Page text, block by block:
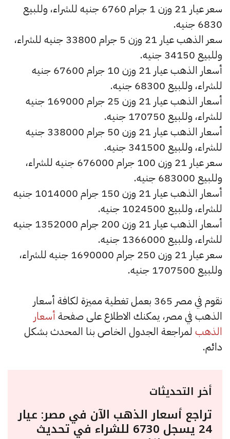
سعر عيار 21 وزن 1 جرام 6760 جنيه للشراء، وللبيع
6830 جنيه.
سعر الذهب عيار 21 وزن 5 جرام 33800 جنيه للشراء،
وللبيع 34150 جنيه.
أسعار الذهب عيار 21 وزن 10 جرام 67600 جنيه
للشراء، وللبيع 68300 جنيه.
أسعار الذهب عيار 21 وزن 25 جرام 169000 جنيه
للشراء، وللبيع 170750 جنيه.
أسعار الذهب عيار 21 وزن 50 جرام 338000 جنيه
للشراء، وللبيع 341500 جنيه.
سعر عيار 21 وزن 100 جرام 676000 جنيه للشراء،
وللبيع 683000 جنيه.
أسعار الذهب عيار 21 وزن 150 جرام 1014000 جنيه
للشراء، وللبيع 1024500 جنيه.
أسعار الذهب عيار 21 وزن 200 جرام 1352000 جنيه
للشراء، وللبيع 1366000 جنيه.
سعر عيار 21 وزن 250 جرام 1690000 جنيه للشراء،
وللبيع 1707500 جنيه.
نقوم في مصر 365 بعمل تغطية مميزة لكافة أسعار
الذهب في مصر، يمكنك الاطلاع على صفحة أسعار
الذهب لمراجعة الجدول الخاص بنا المحدث بشكل
دائم.
أخر التحديثات
تراجع أسعار الذهب الآن في مصر: عيار
24 يسجل 6730 للشراء في تحديث